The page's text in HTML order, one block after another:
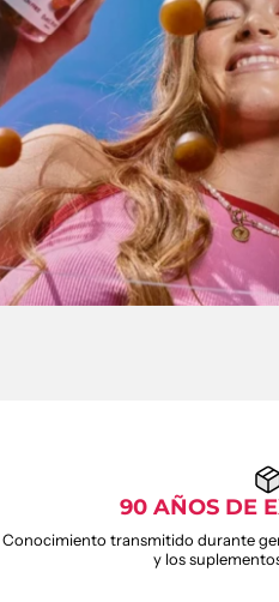
90 AÑOS DE
Conocimiento transmitido durante
y los